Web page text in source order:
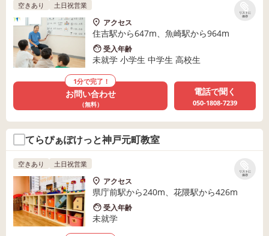
リストに
保存
空きあり 土日祝営業
アクセス
住吉駅から647m、魚崎駅から964m
受入年齢
未就学 小学生 中学生 高校生
1分で完了！
お問い合わせ
（無料）
電話で聞く
050-1808-7239
てらぴぁぽけっと神戸元町教室
リストに
保存
空きあり 土日祝営業
アクセス
県庁前駅から240m、花隈駅から426m
受入年齢
未就学